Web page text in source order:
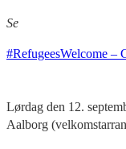
Se
#RefugeesWelcome –
Lørdag den 12.
Aalborg